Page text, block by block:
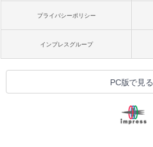
プライバシーポリシー
インプレスグループ
PC版で見る